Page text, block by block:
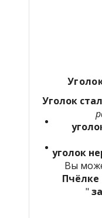
Уголок
уголок
Вы
Пчёлке
"